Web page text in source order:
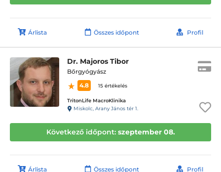
Árlista Összes időpont Profil
Dr. Majoros Tibor
Bőrgyógyász
4.8
15 értékelés
TritonLife MacroKlinika
Miskolc, Arany János tér 1.
Következő időpont: szeptember 08.
Árlista Összes időpont Profil